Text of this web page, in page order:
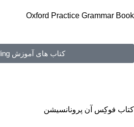
Oxford Practice Grammar Book
کتاب های آموزش Reading
کتاب فوکِس آن پرونانسیشن